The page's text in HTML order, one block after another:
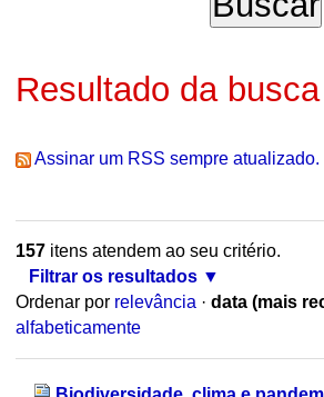
Resultado da busca
Assinar um RSS sempre atualizado.
157itens atendem ao seu critério.
Filtrar os resultados
Ordenar por relevância · data (mais
alfabeticamente